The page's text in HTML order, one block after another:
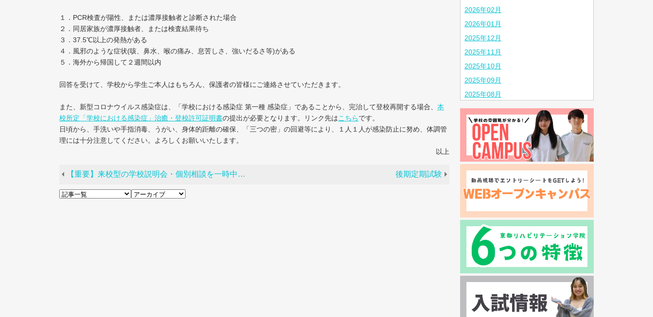
１．PCR検査が陽性、または濃厚接触者と診断された場合
２．同居家族が濃厚接触者、または検査結果待ち
３．37.5℃以上の発熱がある
４．風邪のような症状(咳、鼻水、喉の痛み、息苦しさ、強いだるさ等)がある
５．海外から帰国して２週間以内
回答を受けて、学校から学生ご本人はもちろん、保護者の皆様にご連絡させていただきます。
また、新型コロナウイルス感染症は、「学校における感染症 第一種 感染症」であることから、完治して登校再開する場合、 本
校所定「学校における感染症」治癒・登校許可証明書の提出が必要となります。リンク先はこちらです。
日頃から、手洗いや手指消毒、うがい、身体的距離の確保、「三つの密」の回避等により、１人１人が感染防止に努め、体調管
理には十分注意してください。よろしくお願いいたします。
以上
【重要】来校型の学校説明会・個別相談を一時中止します 後期定期試験
2026年02月
2026年01月
2025年12月
2025年11月
2025年10月
2025年09月
2025年08月
2025年07月
2025年06月
2025年05月
2025年04月
2025年03月
2025年02月
2024年10月
2024年07月
2024年06月
2024年05月
2024年04月
2024年03月
2024年01月